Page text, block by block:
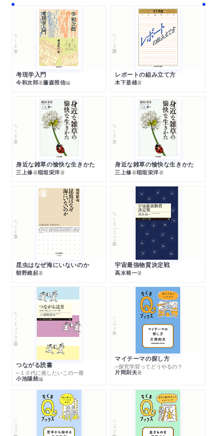
ちくま文庫
考現学入門
今和次郎著藤森照信編
ちくま学芸文庫
レポートの組み立て方
木下是雄著
ちくま文庫
身近な雑草の愉快な生きかた
三上修著稲垣栄洋著
ちくま文庫
身近な雑草の愉快な生きかた
三上修著稲垣栄洋著
ちくま新書
昆虫はなぜ海にいないのか
朝野維起著
ちくまプリマー新書
宇宙最強物質決定戦
高水裕一著
ちくまプリマー新書
つながる読書
─１０代に推したいこの一冊
小池陽慈編
シリーズ・全集
マイテーマの探し方
─探究学習ってどうやるの？
片岡則夫著
シリーズ・全集 シリーズ・全集